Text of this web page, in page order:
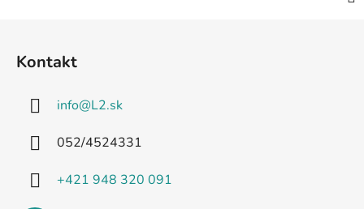
Kontakt
info@L2.sk
052/4524331
+421 948 320 091